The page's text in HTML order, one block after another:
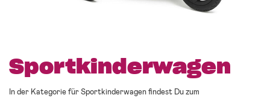
Sportkinderwagen
In der Kategorie für Sportkinderwagen findest Du zum